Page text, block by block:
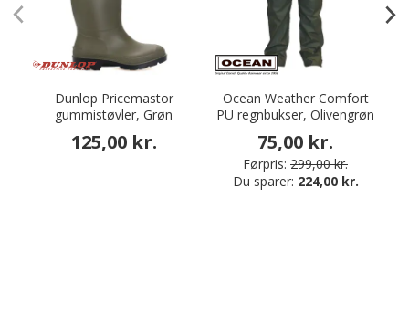
Dunlop Pricemastor
gummistøvler, Grøn
125,00 kr.
Ocean Weather Comfort
PU regnbukser, Olivengrøn
75,00 kr.
Førpris: 299,00 kr.
Du sparer: 224,00 kr.